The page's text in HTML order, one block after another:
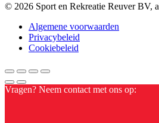
© 2026 Sport en Rekreatie Reuver BV,
Algemene voorwaarden
Privacybeleid
Cookiebeleid
Vragen? Neem contact met ons op: